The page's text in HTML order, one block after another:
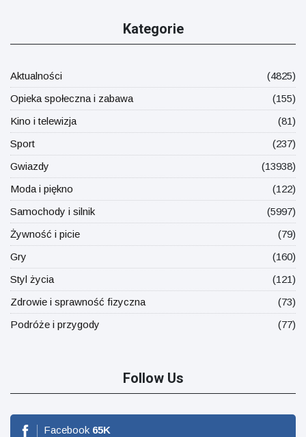
Kategorie
Aktualności
(4825)
Opieka społeczna i zabawa
(155)
Kino i telewizja
(81)
Sport
(237)
Gwiazdy
(13938)
Moda i piękno
(122)
Samochody i silnik
(5997)
Żywność i picie
(79)
Gry
(160)
Styl życia
(121)
Zdrowie i sprawność fizyczna
(73)
Podróże i przygody
(77)
Follow Us
Facebook 65K